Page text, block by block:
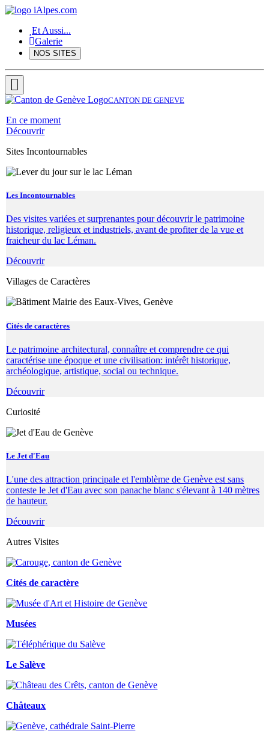
Et Aussi...
Galerie
NOS SITES
CANTON DE GENEVE
En ce moment
Découvrir
Sites Incontournables
Les Incontournables
Des visites variées et surprenantes pour découvrir le patrimoine
historique, religieux et industriels, avant de profiter de la vue et
fraicheur du lac Léman.
Découvrir
Villages de Caractères
Cités de caractères
Le patrimoine architectural, connaître et comprendre ce qui
caractérise une époque et une civilisation: intérêt historique,
archéologique, artistique, social ou technique.
Découvrir
Curiosité
Le Jet d'Eau
L'une des attraction principale et l'emblème de Genève est sans
conteste le Jet d'Eau avec son panache blanc s'élevant à 140 mètres
de hauteur.
Découvrir
Autres Visites
Cités de caractère
Musées
Le Salève
Châteaux